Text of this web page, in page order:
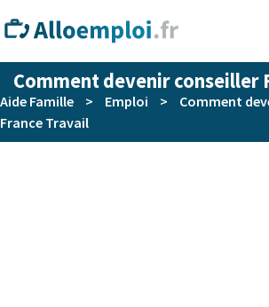
Comment devenir conseiller
Aide Famille > Emploi >
Comment
France Travail